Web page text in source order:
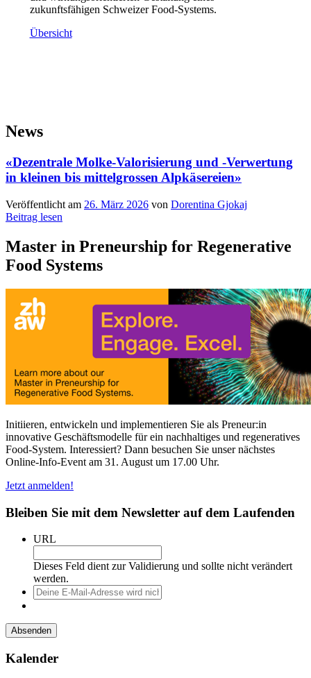
zukunftsfähigen Schweizer Food-Systems.
Übersicht
News
«Dezentrale Molke-Valorisierung und -Verwertung
in kleinen bis mittelgrossen Alpkäsereien»
Veröffentlicht am 26. März 2026 von Dorentina Gjokaj
Beitrag lesen
Master in Preneurship for Regenerative
Food Systems
Initiieren, entwickeln und implementieren Sie als Preneur:in
innovative Geschäftsmodelle für ein nachhaltiges und regeneratives
Food-System. Interessiert? Dann besuchen Sie unser nächstes
Online-Info-Event am 31. August um 17.00 Uhr.
Jetzt anmelden!
Bleiben Sie mit dem Newsletter auf dem Laufenden
URL
Dieses Feld dient zur Validierung und sollte nicht verändert
werden.
Deine
E-
Adresse
wird
nicht
veröffentlicht.
Kalender